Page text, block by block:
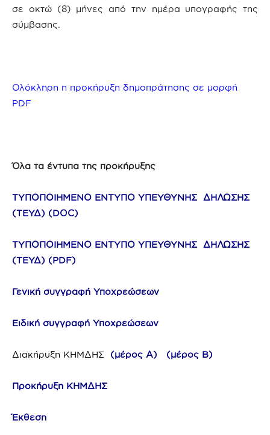
σε οκτώ (8) μήνες από την ημέρα υπογραφής της
σύμβασης.
Ολόκληρη η προκήρυξη δημοπράτησης σε μορφή
PDF
Όλα τα έντυπα της προκήρυξης
ΤΥΠΟΠΟΙΗΜΕΝΟ ΕΝΤΥΠΟ ΥΠΕΥΘΥΝΗΣ ΔΗΛΩΣΗΣ
(TEΥΔ) (DOC)
ΤΥΠΟΠΟΙΗΜΕΝΟ ΕΝΤΥΠΟ ΥΠΕΥΘΥΝΗΣ ΔΗΛΩΣΗΣ
(TEΥΔ) (PDF)
Γενική συγγραφή Υποχρεώσεων
Ειδική συγγραφή Υποχρεώσεων
Διακήρυξη ΚΗΜΔΗΣ (μέρος Α) (μέρος Β)
Προκήρυξη ΚΗΜΔΗΣ
Έκθεση